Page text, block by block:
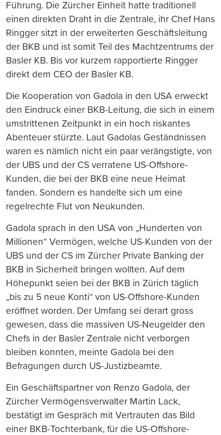
Führung. Die Zürcher Einheit hatte traditionell
einen direkten Draht in die Zentrale, ihr Chef Hans
Ringger sitzt in der erweiterten Geschäftsleitung
der BKB und ist somit Teil des Machtzentrums der
Basler KB. Bis vor kurzem rapportierte Ringger
direkt dem CEO der Basler KB.
Die Kooperation von Gadola in den USA erweckt
den Eindruck einer BKB-Leitung, die sich in einem
umstrittenen Zeitpunkt in ein hoch riskantes
Abenteuer stürzte. Laut Gadolas Geständnissen
waren es nämlich nicht ein paar verängstigte, von
der UBS und der CS verratene US-Offshore-
Kunden, die bei der BKB eine neue Heimat
fanden. Sondern es handelte sich um eine
regelrechte Flut von Neukunden.
Gadola sprach in den USA von „Hunderten von
Millionen“ Vermögen, welche US-Kunden von der
UBS und der CS im Zürcher Private Banking der
BKB in Sicherheit bringen wollten. Auf dem
Höhepunkt seien bei der BKB in Zürich täglich
„bis zu 5 neue Konti“ von US-Offshore-Kunden
eröffnet worden. Der Umfang sei derart gross
gewesen, dass die massiven US-Neugelder den
Chefs in der Basler Zentrale nicht verborgen
bleiben konnten, meinte Gadola bei den
Befragungen durch US-Justizbeamte.
Ein Geschäftspartner von Renzo Gadola, der
Zürcher Vermögensverwalter Martin Lack,
bestätigt im Gespräch mit Vertrauten das Bild
einer BKB-Tochterbank, für die US-Offshore-